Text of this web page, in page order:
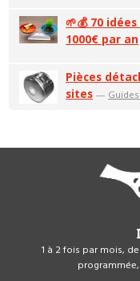
🌱💰 70
1000€ par an
Pièces
sites —
1 à 2 fois par mois,